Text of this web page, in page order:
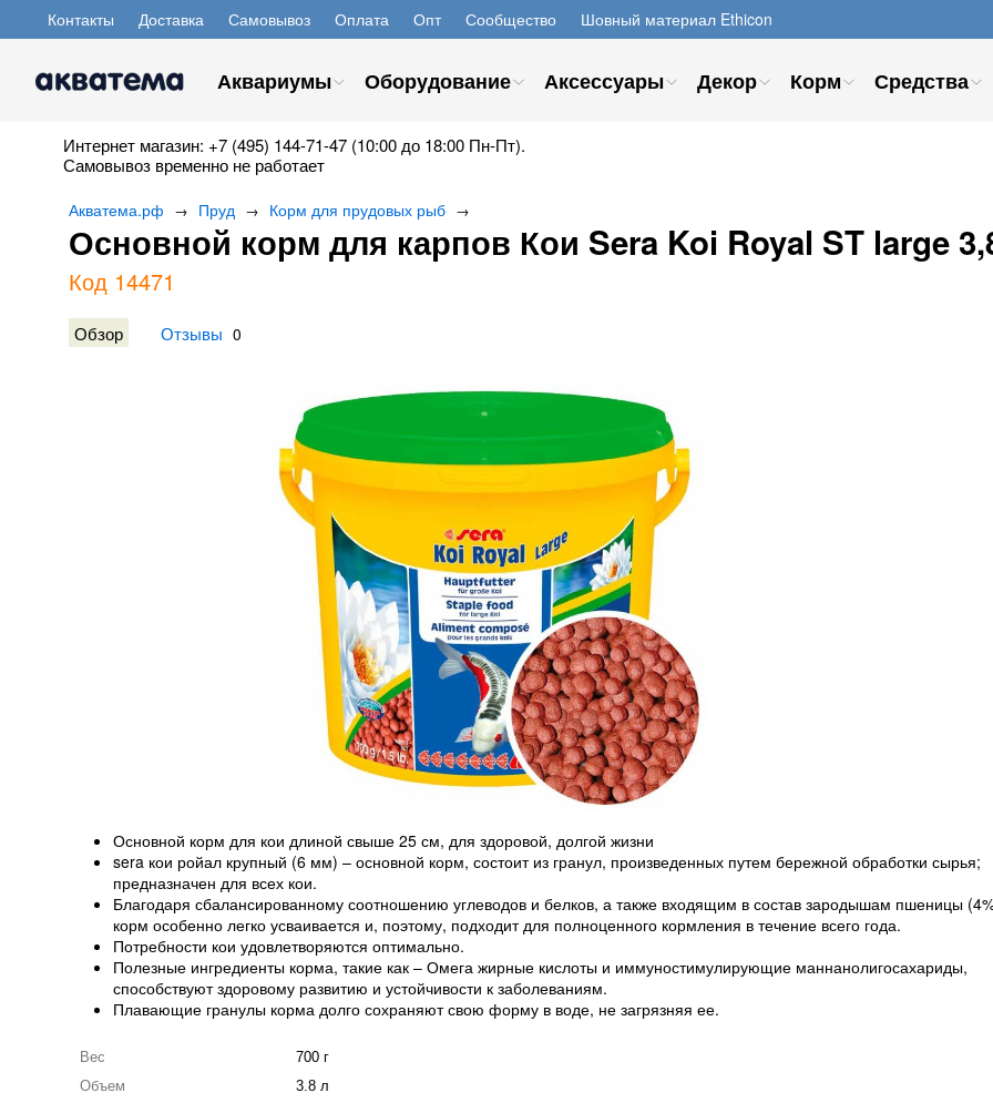
Контакты Доставка Самовывоз Оплата Опт Сообщество Шовный материал Ethicon
Аквариумы Оборудование Аксессуары Декор Корм Средства
Интернет магазин: +7 (495) 144-71-47 (10:00 до 18:00 Пн-Пт).
Самовывоз временно не работает
Акватема.рф → Пруд → Корм для прудовых рыб →
Основной корм для карпов Кои Sera Koi Royal ST large
Код 14471
Обзор Отзывы 0
Основной корм для кои длиной свыше 25 см, для здоровой, долгой жизни
sera кои ройал крупный (6 мм) – основной корм, состоит из гранул, произведенных путем бережной обработки сырья;
предназначен для всех кои.
Благодаря сбалансированному соотношению углеводов и белков, а также входящим в состав зародышам пшеницы
корм особенно легко усваивается и, поэтому, подходит для полноценного кормления в течение всего года.
Потребности кои удовлетворяются оптимально.
Полезные ингредиенты корма, такие как – Омега жирные кислоты и иммуностимулирующие маннанолигосахариды,
способствуют здоровому развитию и устойчивости к заболеваниям.
Плавающие гранулы корма долго сохраняют свою форму в воде, не загрязняя ее.
Вес
700 г
Объем
3.8 л